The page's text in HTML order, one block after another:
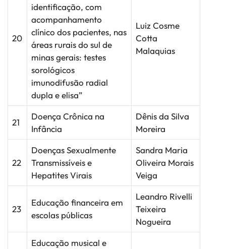
20
identificação, com
acompanhamento
clínico dos pacientes, nas
áreas rurais do sul de
minas gerais: testes
sorológicos
imunodifusão radial
dupla e elisa”
Luiz Cosme
Cotta
Malaquias
21
Doença Crônica na
Infância
Dênis da Silva
Moreira
22
Doenças Sexualmente
Transmissíveis e
Hepatites Virais
Sandra Maria
Oliveira Morais
Veiga
23
Educação financeira em
escolas públicas
Leandro Rivelli
Teixeira
Nogueira
Educação musical e